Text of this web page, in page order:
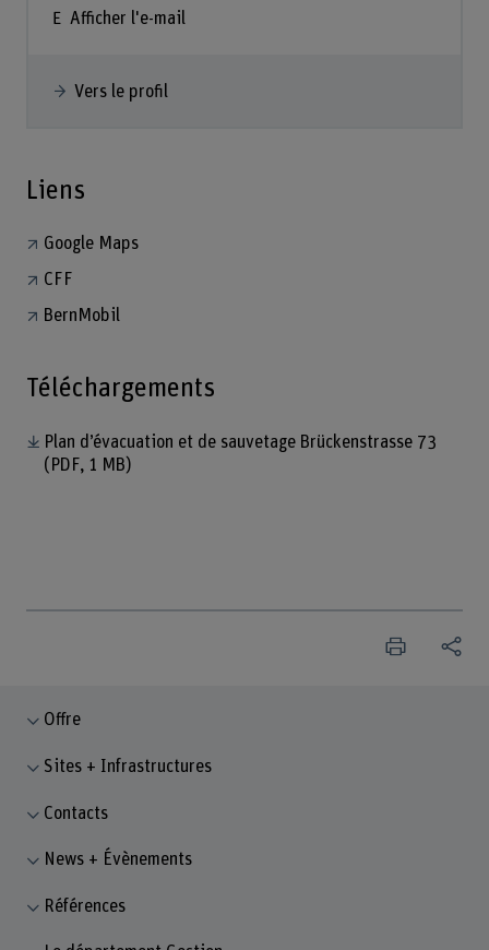
Afficher l'e-mail
Vers le profil
Liens
Google Maps
CFF
BernMobil
Téléchargements
Plan d’évacuation et de sauvetage Brückenstrasse 73
(PDF, 1 MB)
Offre
Sites + Infrastructures
Contacts
News + Évènements
Références